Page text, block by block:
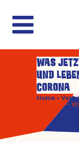
WAS
UND
CORONA
Home >
jetzt zählt –